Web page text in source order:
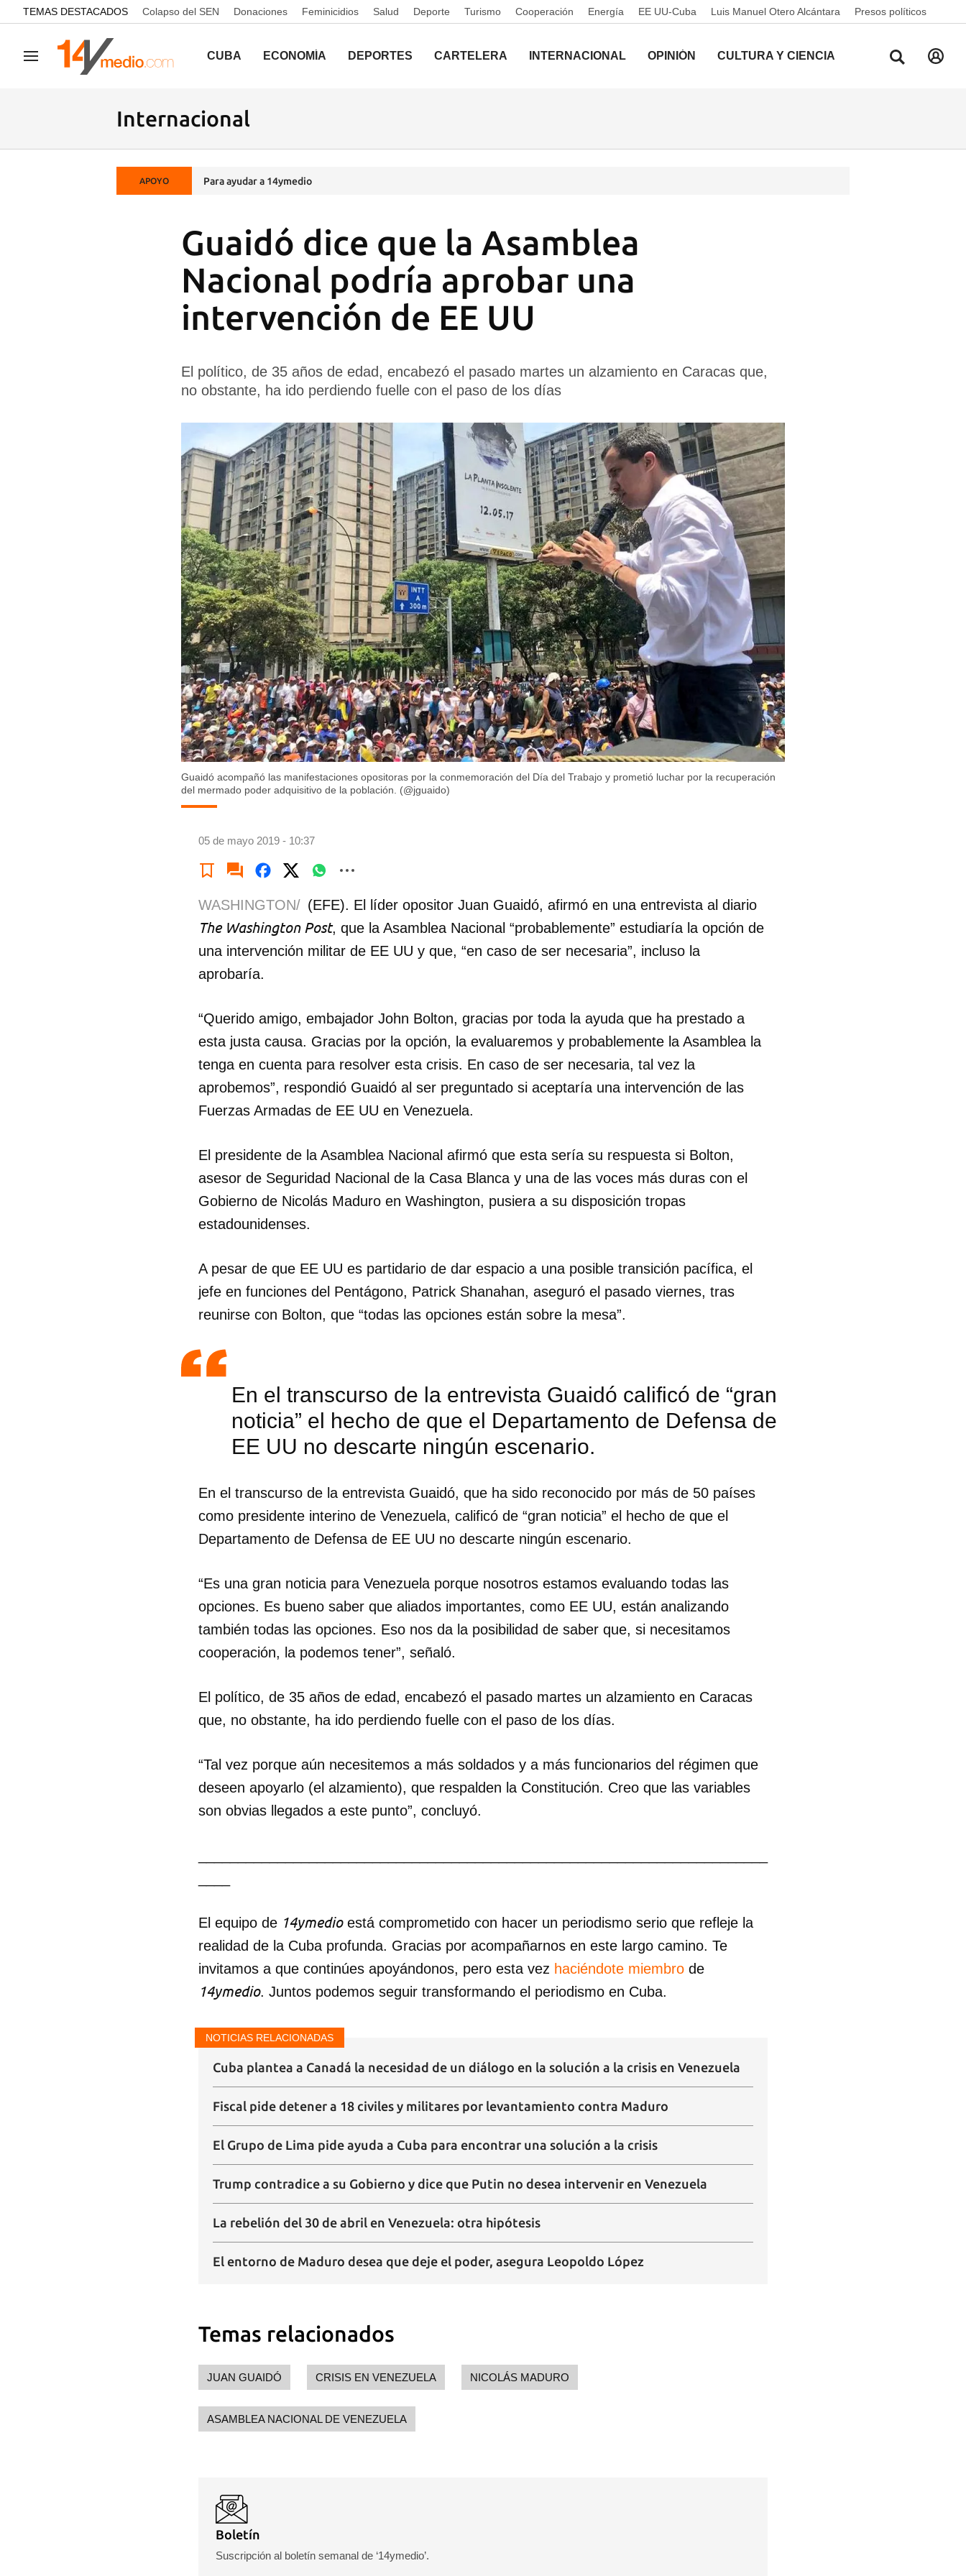
common.go-to-content
TEMAS DESTACADOS Colapso del SEN Donaciones Feminicidios Salud Deporte Turismo Cooperación Energía EE UU-Cuba Luis Manuel Otero Alcántara Presos políticos
Navegación CUBA ECONOMÍA DEPORTES CARTELERA INTERNACIONAL OPINIÓN CULTURA Y CIENCIA
Internacional
APOYO Para ayudar a 14ymedio
Guaidó dice que la Asamblea
Nacional podría aprobar una
intervención de EE UU
El político, de 35 años de edad, encabezó el pasado martes un alzamiento en Caracas que,
no obstante, ha ido perdiendo fuelle con el paso de los días
Guaidó acompañó las manifestaciones opositoras por la conmemoración del Día del Trabajo y prometió luchar por la recuperación
del mermado poder adquisitivo de la población. (@jguaido)
05 de mayo 2019 - 10:37
Para poder guardar como favorito, primero has de iniciar sesión con tu
cuenta de 14ymedio.
WASHINGTON/ (EFE). El líder opositor Juan Guaidó, afirmó en una entrevista al diario
The Washington Post, que la Asamblea Nacional “probablemente” estudiaría la opción de
una intervención militar de EE UU y que, “en caso de ser necesaria”, incluso la
aprobaría.
“Querido amigo, embajador John Bolton, gracias por toda la ayuda que ha prestado a
esta justa causa. Gracias por la opción, la evaluaremos y probablemente la Asamblea la
tenga en cuenta para resolver esta crisis. En caso de ser necesaria, tal vez la
aprobemos”, respondió Guaidó al ser preguntado si aceptaría una intervención de las
Fuerzas Armadas de EE UU en Venezuela.
El presidente de la Asamblea Nacional afirmó que esta sería su respuesta si Bolton,
asesor de Seguridad Nacional de la Casa Blanca y una de las voces más duras con el
Gobierno de Nicolás Maduro en Washington, pusiera a su disposición tropas
estadounidenses.
A pesar de que EE UU es partidario de dar espacio a una posible transición pacífica, el
jefe en funciones del Pentágono, Patrick Shanahan, aseguró el pasado viernes, tras
reunirse con Bolton, que “todas las opciones están sobre la mesa”.
En el transcurso de la entrevista Guaidó calificó de “gran
noticia” el hecho de que el Departamento de Defensa de
EE UU no descarte ningún escenario.
En el transcurso de la entrevista Guaidó, que ha sido reconocido por más de 50 países
como presidente interino de Venezuela, calificó de “gran noticia” el hecho de que el
Departamento de Defensa de EE UU no descarte ningún escenario.
“Es una gran noticia para Venezuela porque nosotros estamos evaluando todas las
opciones. Es bueno saber que aliados importantes, como EE UU, están analizando
también todas las opciones. Eso nos da la posibilidad de saber que, si necesitamos
cooperación, la podemos tener”, señaló.
El político, de 35 años de edad, encabezó el pasado martes un alzamiento en Caracas
que, no obstante, ha ido perdiendo fuelle con el paso de los días.
“Tal vez porque aún necesitemos a más soldados y a más funcionarios del régimen que
deseen apoyarlo (el alzamiento), que respalden la Constitución. Creo que las variables
son obvias llegados a este punto”, concluyó.
El equipo de 14ymedioestá comprometido con hacer un periodismo serio que refleje la
realidad de la Cuba profunda. Gracias por acompañarnos en este largo camino. Te
invitamos a que continúes apoyándonos, pero esta vez haciéndote miembro de
14ymedio. Juntos podemos seguir transformando el periodismo en Cuba.
NOTICIAS RELACIONADAS
Cuba plantea a Canadá la necesidad de un diálogo en la solución a la crisis en Venezuela
Fiscal pide detener a 18 civiles y militares por levantamiento contra Maduro
El Grupo de Lima pide ayuda a Cuba para encontrar una solución a la crisis
Trump contradice a su Gobierno y dice que Putin no desea intervenir en Venezuela
La rebelión del 30 de abril en Venezuela: otra hipótesis
El entorno de Maduro desea que deje el poder, asegura Leopoldo López
Temas relacionados
JUAN GUAIDÓ CRISIS EN VENEZUELA NICOLÁS MADURO
ASAMBLEA NACIONAL DE VENEZUELA
Boletín
Suscripción al boletín semanal de ‘14ymedio’.